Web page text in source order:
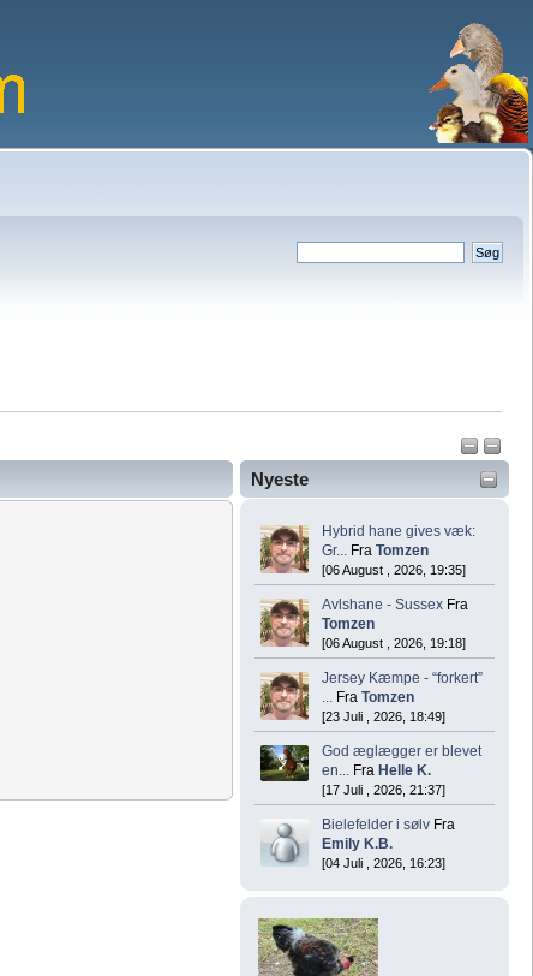
Nyeste
Hybrid hane gives væk:
Gr... Fra Tomzen
[06 August , 2026, 19:35]
Avlshane - Sussex Fra
Tomzen
[06 August , 2026, 19:18]
Jersey Kæmpe - “forkert”
... Fra Tomzen
[23 Juli , 2026, 18:49]
God æglægger er blevet
en... Fra Helle K.
[17 Juli , 2026, 21:37]
Bielefelder i sølv Fra
Emily K.B.
[04 Juli , 2026, 16:23]